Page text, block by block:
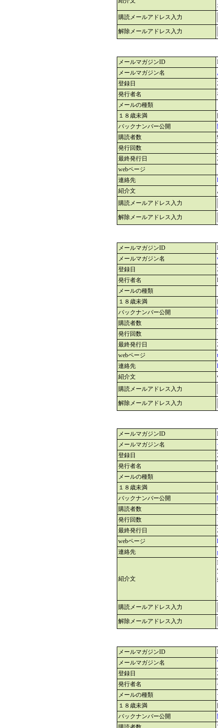
購読メールアドレス入力
解除メールアドレス入力
メールマガジンID
メールマガジン名
登録日
発行者名
メールの種類
１８歳未満
バックナンバー公開
購読者数
発行回数
最終発行日
webページ
連絡先
紹介文
購読メールアドレス入力
解除メールアドレス入力
メールマガジンID
メールマガジン名
登録日
発行者名
メールの種類
１８歳未満
バックナンバー公開
購読者数
発行回数
最終発行日
webページ
連絡先
紹介文
購読メールアドレス入力
解除メールアドレス入力
メールマガジンID
メールマガジン名
登録日
発行者名
メールの種類
１８歳未満
バックナンバー公開
購読者数
発行回数
最終発行日
webページ
連絡先
紹介文
購読メールアドレス入力
解除メールアドレス入力
メールマガジンID
メールマガジン名
登録日
発行者名
メールの種類
１８歳未満
バックナンバー公開